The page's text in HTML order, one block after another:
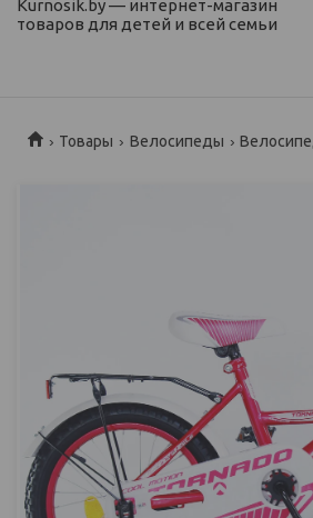
Kurnosik.by — интернет-магазин
товаров для детей и всей семьи
Товары Велосипеды